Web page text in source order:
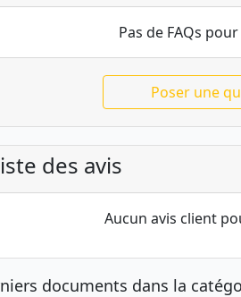
Pas de FAQs
Poser une
des avis
Aucun avis client
documents dans la